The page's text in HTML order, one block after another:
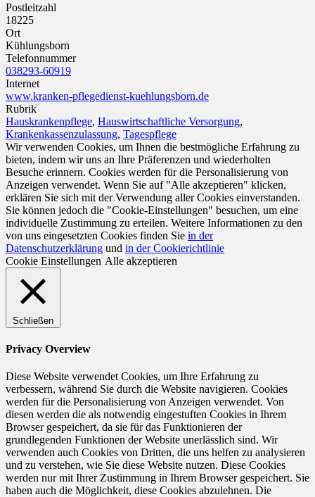
Postleitzahl
18225
Ort
Kühlungsborn
Telefonnummer
038293-60919
Internet
www.kranken-pflegedienst-kuehlungsborn.de
Rubrik
Hauskrankenpflege, Hauswirtschaftliche Versorgung,
Krankenkassenzulassung, Tagespflege
Wir verwenden Cookies, um Ihnen die bestmögliche Erfahrung zu
bieten, indem wir uns an Ihre Präferenzen und wiederholten
Besuche erinnern. Cookies werden für die Personalisierung von
Anzeigen verwendet. Wenn Sie auf "Alle akzeptieren" klicken,
erklären Sie sich mit der Verwendung aller Cookies einverstanden.
Sie können jedoch die "Cookie-Einstellungen" besuchen, um eine
individuelle Zustimmung zu erteilen. Weitere Informationen zu den
von uns eingesetzten Cookies finden Sie in der
Datenschutzerklärung und in der Cookierichtlinie
Cookie Einstellungen Alle akzeptieren
Schließen
Privacy Overview
Diese Website verwendet Cookies, um Ihre Erfahrung zu
verbessern, während Sie durch die Website navigieren. Cookies
werden für die Personalisierung von Anzeigen verwendet. Von
diesen werden die als notwendig eingestuften Cookies in Ihrem
Browser gespeichert, da sie für das Funktionieren der
grundlegenden Funktionen der Website unerlässlich sind. Wir
verwenden auch Cookies von Dritten, die uns helfen zu analysieren
und zu verstehen, wie Sie diese Website nutzen. Diese Cookies
werden nur mit Ihrer Zustimmung in Ihrem Browser gespeichert. Sie
haben auch die Möglichkeit, diese Cookies abzulehnen. Die